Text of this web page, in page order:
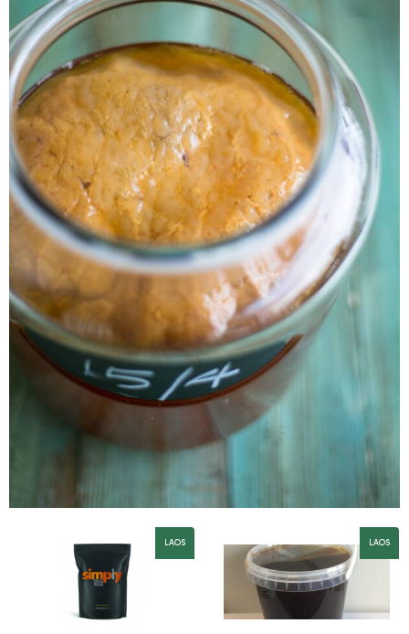
LAOS LAOS